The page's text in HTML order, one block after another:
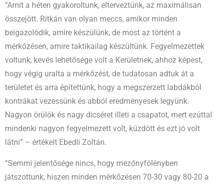
“Amit a héten gyakoroltunk, elterveztünk, az maximálisan
összejött. Ritkán van olyan meccs, amikor minden
beigazolódik, amire készülünk, de most az történt a
mérkőzésen, amire taktikailag készültünk. Fegyelmezettek
voltunk, kevés lehetősége volt a Kerületnek, ahhoz képest,
hogy végig uralta a mérkőzést, de tudatosan adtuk át a
területet és arra építettünk, hogy a megszerzett labdákból
kontrákat vezessünk és abból eredményesek legyünk.
Nagyon örülök és nagy dicséret illeti a csapatot, mert ezúttal
mindenki nagyon fegyelmezett volt, küzdött és ezt jó volt
látni” – értékelt Ebedli Zoltán.
“Semmi jelentősége nincs, hogy mezőnyfölényben
játszottunk, hiszen minden mérkőzésen 70-30 vagy 80-20 a